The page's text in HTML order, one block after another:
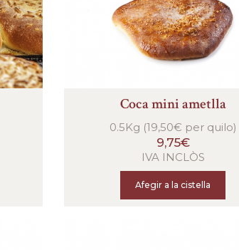
Coca mini ametlla
0.5Kg (19,50€ per quilo)
9,75€
IVA INCLÒS
Afegir a la cistella